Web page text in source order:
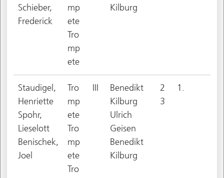
Schieber,
Frederick
mp
ete
Tro
mp
ete
Kilburg
Staudigel,
Henriette
Spohr,
Lieselott
Benischek,
Joel
Tro
mp
ete
Tro
mp
ete
Tro
III
Benedikt
Kilburg
Ulrich
Geisen
Benedikt
Kilburg
2
3
1.